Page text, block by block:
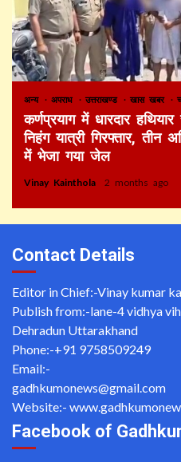
अन्य अपराध उत्तराखण्ड खास खबर
कर्णप्रयाग में धारदार
निहंग यात्री गिरफ्तार, तीन
में भेजा गया जेल
Vinay Kainthola 2 months ago
Contact Details
Editor in Chief:-Vinay kumar
Publish from:-lane-4 vidhya
Dehradun Uttarakhand
Phone:-+91 9758509249
Email:-
gadhkumonews@gmail.com
Website:-
Facebook of